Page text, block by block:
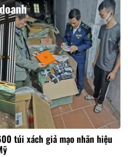
túi xách giả mạo nhãn hiệu